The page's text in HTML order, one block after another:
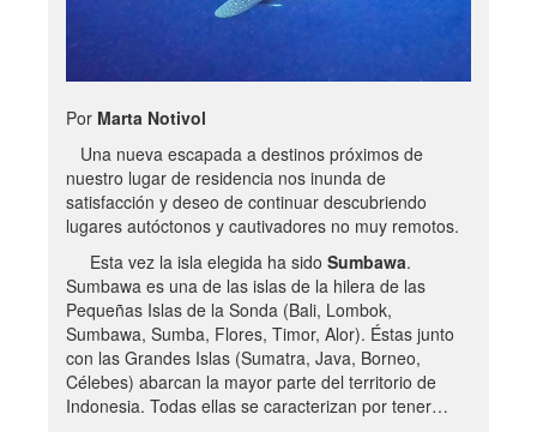
Por Marta Notivol
Una nueva escapada a destinos próximos de
nuestro lugar de residencia nos inunda de
satisfacción y deseo de continuar descubriendo
lugares autóctonos y cautivadores no muy remotos.
Esta vez la isla elegida ha sido Sumbawa.
Sumbawa es una de las islas de la hilera de las
Pequeñas Islas de la Sonda (Bali, Lombok,
Sumbawa, Sumba, Flores, Timor, Alor). Éstas junto
con las Grandes Islas (Sumatra, Java, Borneo,
Célebes) abarcan la mayor parte del territorio de
Indonesia. Todas ellas se caracterizan por tener…